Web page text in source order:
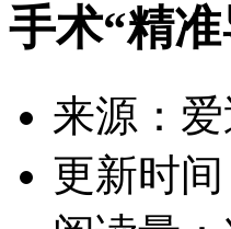
手术“精
来源：
更新时间